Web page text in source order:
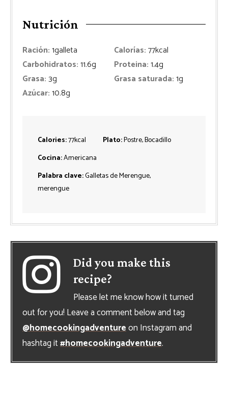
Nutrición
Ración:1galleta Calorías:77kcal
Carbohidratos:11.6g Proteina:1.4g
Grasa:3g Grasa saturada:1g
Azúcar:10.8g
Calories:77kcal Plato:Postre, Bocadillo
Cocina:Americana
Palabra clave:Galletas de Merengue,
merengue
Did you make this
recipe?
Please let me know how it turned
out for you! Leave a comment below and tag
@homecookingadventureon Instagram and
hashtag it#homecookingadventure.